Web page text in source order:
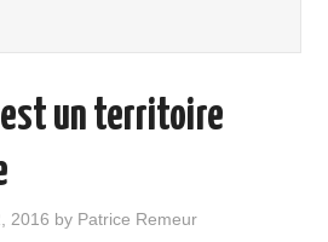
est un territoire
2016 by Patrice Remeur